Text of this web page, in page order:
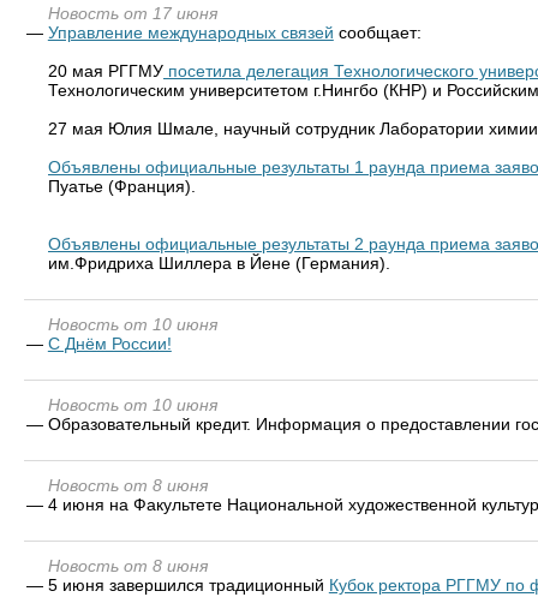
Новость от 17 июня
— Управление международных связей сообщает:
20 мая РГГМУ посетила делегация Технологического
Технологическим университетом г.Нингбо (КНР) и
27 мая Юлия Шмале, научный сотрудник Лаборатории
Объявлены официальные результаты 1 раунда приема
Пуатье (Франция).
Объявлены официальные результаты 2 раунда приема
им.Фридриха Шиллера в Йене (Германия).
Новость от 10 июня
— С Днём России!
Новость от 10 июня
— Образовательный кредит. Информация о предоставлении
Новость от 8 июня
— 4 июня на Факультете Национальной художественной
Новость от 8 июня
— 5 июня завершился традиционный Кубок ректора РГГМУ по